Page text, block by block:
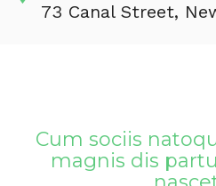
73 Canal Street,
Cum sociis
magnis dis